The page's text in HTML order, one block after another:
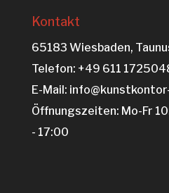
Kontakt
65183 Wiesbaden,
Telefon: +49 611
E-Mail:
Öffnungszeiten: Mo-Fr
- 17:00